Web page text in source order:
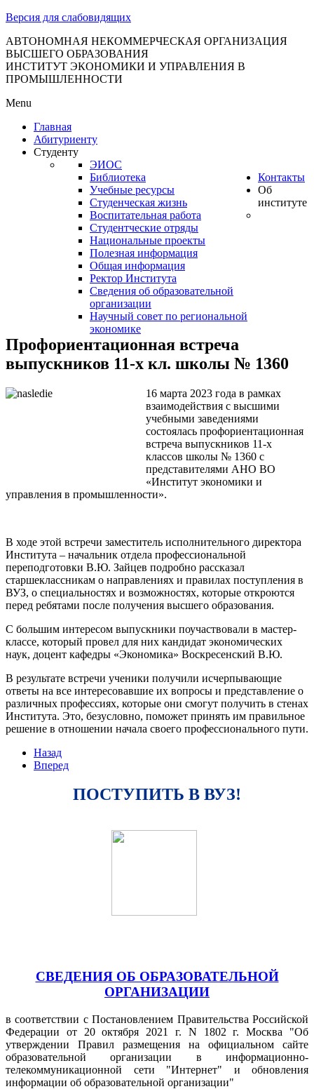
Версия для слабовидящих
АВТОНОМНАЯ НЕКОММЕРЧЕСКАЯ ОРГАНИЗАЦИЯ
ВЫСШЕГО ОБРАЗОВАНИЯ
ИНСТИТУТ ЭКОНОМИКИ И УПРАВЛЕНИЯ В
ПРОМЫШЛЕННОСТИ
Menu
Главная
Абитуриенту
Студенту
ЭИОС
Библиотека
Учебные ресурсы
Студенческая жизнь
Воспитательная работа
Студентческие отряды
Национальные проекты
Полезная информация
Контакты
Об
институте
Общая информация
Ректор Института
Сведения об образовательной
организации
Научный совет по региональной
экономике
Профориентационная встреча
выпускников 11-х кл. школы № 1360
16 марта 2023 года в рамках
взаимодействия с высшими
учебными заведениями
состоялась профориентационная
встреча выпускников 11-х
классов школы № 1360 с
представителями АНО ВО
«Институт экономики и
управления в промышленности».
В ходе этой встречи заместитель исполнительного директора
Института – начальник отдела профессиональной
переподготовки В.Ю. Зайцев подробно рассказал
старшеклассникам о направлениях и правилах поступления в
ВУЗ, о специальностях и возможностях, которые откроются
перед ребятами после получения высшего образования.
С большим интересом выпускники поучаствовали в мастер-
классе, который провел для них кандидат экономических
наук, доцент кафедры «Экономика» Воскресенский В.Ю.
В результате встречи ученики получили исчерпывающие
ответы на все интересовавшие их вопросы и представление о
различных профессиях, которые они смогут получить в стенах
Института. Это, безусловно, поможет принять им правильное
решение в отношении начала своего профессионального пути.
Назад
Вперед
ПОСТУПИТЬ В ВУЗ!
СВЕДЕНИЯ ОБ ОБРАЗОВАТЕЛЬНОЙ
ОРГАНИЗАЦИИ
в соответствии с Постановлением Правительства Российской
Федерации от 20 октября 2021 г. N 1802 г. Москва "Об
утверждении Правил размещения на официальном сайте
образовательной организации в информационно-
телекоммуникационной сети "Интернет" и обновления
информации об образовательной организации"